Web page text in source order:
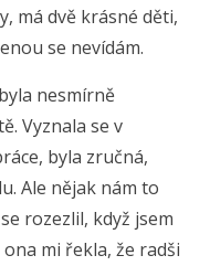
má dvě krásné děti,
se nevídám.
nesmírně
Vyznala se v
byla zručná,
Ale nějak nám to
rozezlil, když jsem
mi řekla, že radši